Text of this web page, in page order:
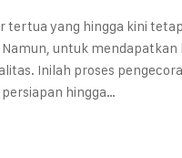
yang hingga kini
untuk mendapatkan
Inilah proses
hingga…